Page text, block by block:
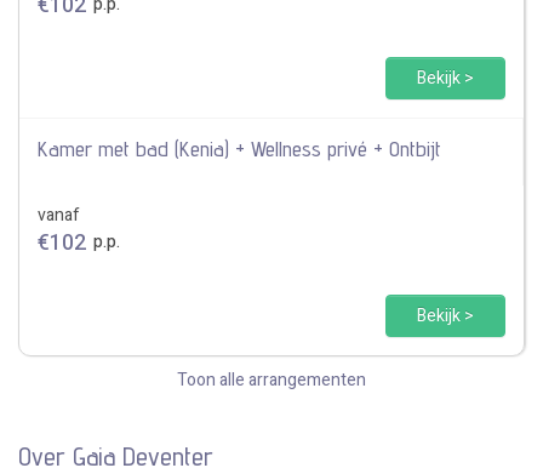
Bekijk >
Kamer met bad (Kenia) + Wellness privé + Ontbijt
vanaf
€102 p.p.
Bekijk >
Toon alle arrangementen
Over Gaia Deventer